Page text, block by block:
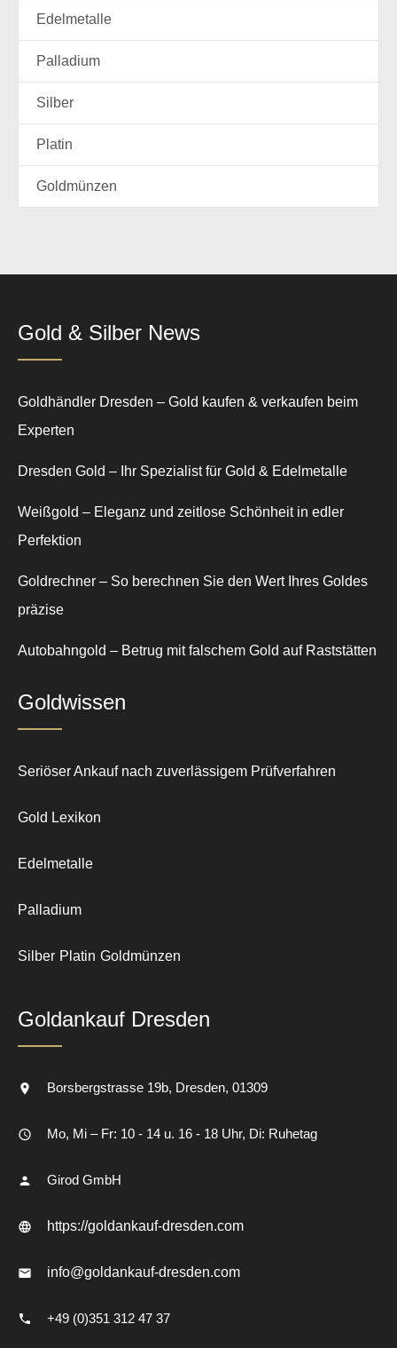
Edelmetalle
Palladium
Silber
Platin
Goldmünzen
Gold & Silber News
Goldhändler Dresden – Gold kaufen & verkaufen beim
Experten
Dresden Gold – Ihr Spezialist für Gold & Edelmetalle
Weißgold – Eleganz und zeitlose Schönheit in edler
Perfektion
Goldrechner – So berechnen Sie den Wert Ihres Goldes
präzise
Autobahngold – Betrug mit falschem Gold auf Raststätten
Goldwissen
Seriöser Ankauf nach zuverlässigem Prüfverfahren
Gold Lexikon
Edelmetalle
Palladium
Silber Platin Goldmünzen
Goldankauf Dresden
Borsbergstrasse 19b Dresden 01309
Mo, Mi – Fr: 10 - 14 u. 16 - 18 Uhr, Di: Ruhetag
Girod GmbH
https://goldankauf-dresden.com
info@goldankauf-dresden.com
+49 (0)351 312 47 37